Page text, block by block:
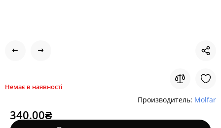
Немає в наявності
Производитель: Molfar
340.00₴